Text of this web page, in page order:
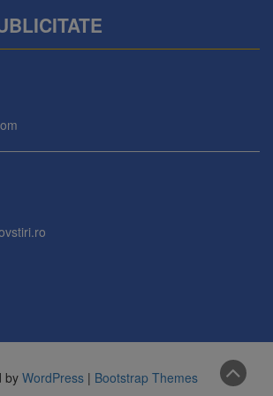
by WordPress | Bootstrap Themes